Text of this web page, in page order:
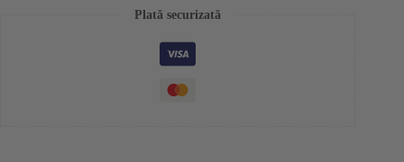
Plată securizată